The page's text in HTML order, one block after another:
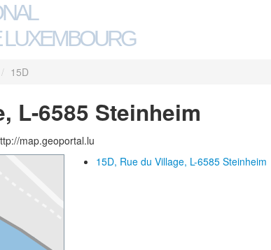
LUXEMBOURG
/ 15D
L-6585 Steinheim
map.geoportal.lu
15D, Rue du Village, L-6585 Steinheim